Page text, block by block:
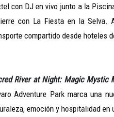
con DJ en vivo junto a la
con La Fiesta en la Selva.
compartido desde hoteles
River at Night: Magic Mystic
Adventure Park marca una
emoción y hospitalidad en